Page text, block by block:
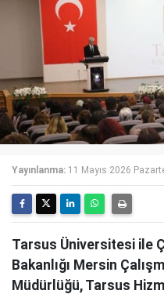
Yayınlanma: 11 Mayıs 2026
Tarsus Üniversitesi ile
Bakanlığı Mersin
Müdürlüğü, Tarsus